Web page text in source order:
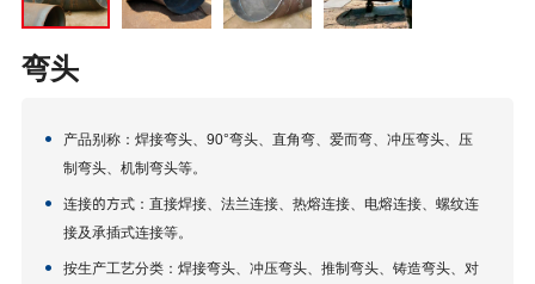
弯头
产品别称：焊接弯头、90°弯头、直角弯、爱而弯、冲压弯头、压
制弯头、机制弯头等。
连接的方式：直接焊接、法兰连接、热熔连接、电熔连接、螺纹连
接及承插式连接等。
按生产工艺分类：焊接弯头、冲压弯头、推制弯头、铸造弯头、对